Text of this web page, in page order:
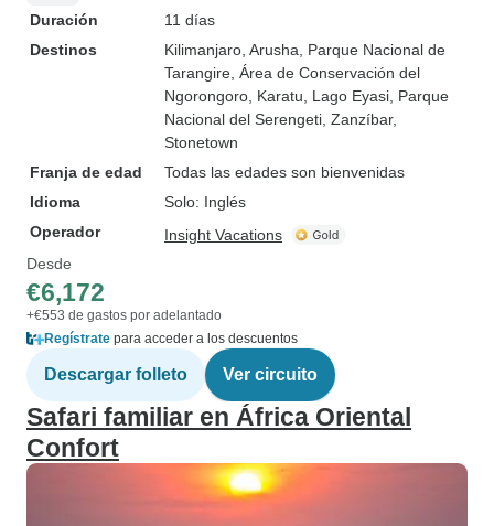
Duración
11 días
Destinos
Kilimanjaro , Arusha , Parque Nacional de
Tarangire , Área de Conservación del
Ngorongoro , Karatu , Lago Eyasi , Parque
Nacional del Serengeti , Zanzíbar,
Stonetown
Franja de edad
Todas las edades son bienvenidas
Idioma
Solo: Inglés
Operador
Insight Vacations
Desde
€6,172
+€553 de gastos por adelantado
Regístrate para acceder a los descuentos
Descargar folleto Ver circuito
Safari familiar en África Oriental
Confort